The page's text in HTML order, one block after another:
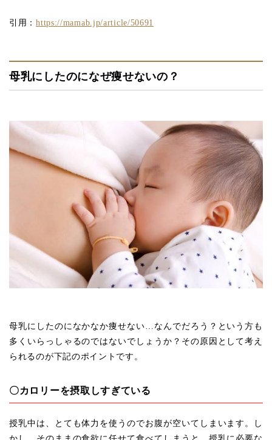
引用：https://mamab.jp/article/50691
母乳にしたのになぜ痩せないの？
母乳にしたのになかなか痩せない…なんでだろう？という方も
多くいらっしゃるのではないでしょうか？その原因として考え
られるのが下記のポイントです。
〇カロリーを摂取しすぎている
授乳中は、とても体力を使うのでお腹が空いてしまいます。し